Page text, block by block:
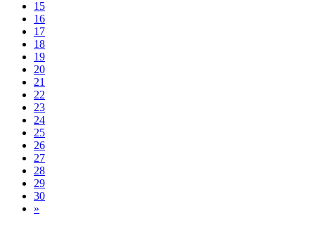
15
16
17
18
19
20
21
22
23
24
25
26
27
28
29
30
»